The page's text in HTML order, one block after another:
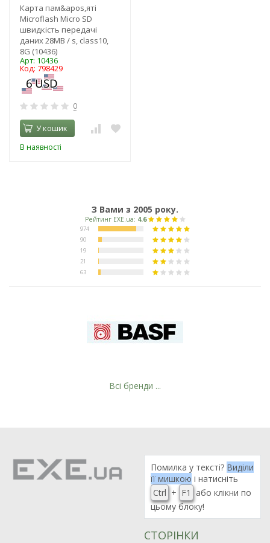
Карта пам&apos,яті
Microflash Micro SD
швидкість передачі
даних 28MB / s, class10,
8G (10436)
Арт: 10436
Код: 798429
0
У кошик
В наявності
З Вами з 2005 року.
90
19
Всі бренди ...
Помилка у тексті? Виділи
її мишкою і натисніть
Ctrl + F1
або клікни по
цьому блоку!
СТОРІНКИ